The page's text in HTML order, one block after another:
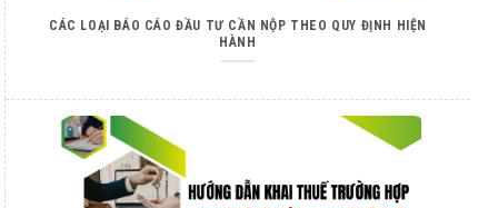
CÁC LOẠI BÁO CÁO ĐẦU TƯ CẦN NỘP THEO QUY ĐỊNH HIỆN
HÀNH